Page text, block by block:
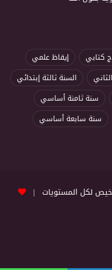
كتابي
إيقاظ علمي
السنة ثالثة إبتدائي
سنة ثامنة أساسي
سنة سابعة أساسي